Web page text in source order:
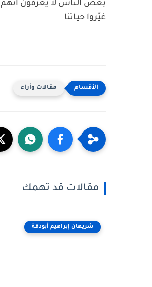
بعض الناس لا يعرفون أنهم
غيّروا حياتنا
مقالات وأراء
مقالات قد تهمك
شريهان إبراهيم أبودقة